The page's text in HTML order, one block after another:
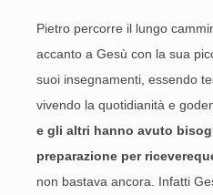
Pietro percorre il lungo
accanto a Gesù con la sua
suoi insegnamenti, essendo
vivendo la quotidianità e
e gli altri hanno avuto
preparazione per ricevere
non bastava ancora. Infatti